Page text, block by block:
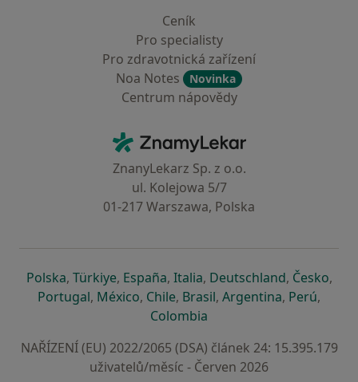
Ceník
Pro specialisty
Pro zdravotnická zařízení
Noa Notes
Novinka
Centrum nápovědy
ZnamyLekar - Hlavní stránka
ZnanyLekarz Sp. z o.o.
ul. Kolejowa 5/7
01-217 Warszawa, Polska
Polskase otevře v nové záložce
, Türkiyese otevře v nové záložce
, Españase otevře v nové záložce
, Italiase otevře v nové záložce
, Deutschlandse otevře v
, Českose
,
Portugalse otevře v nové záložce
, Méxicose otevře v nové záložce
, Chilese otevře v nové záložce
, Brasilse otevře v nové
, Argentinase otevře v
, Perúse
,
Colombia
NAŘÍZENÍ (EU) 2022/2065 (DSA) článek 24: 15.395.179
uživatelů/měsíc - Červen 2026